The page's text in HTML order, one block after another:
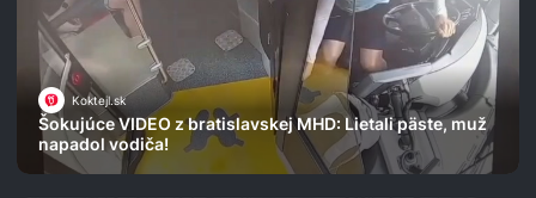
Koktejl.sk
Šokujúce VIDEO z bratislavskej MHD: Lietali päste, muž
napadol vodiča!